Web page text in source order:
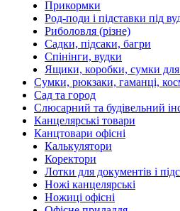
Прикормки
Род-поди і підставки під
Риболовля (різне)
Садки, підсаки, багри
Спінінги, вудки
Ящики, коробки, сумки для
Сумки, рюкзаки, гаманці,
Сад та город
Слюсарний та будівельний
Канцелярські товари
Канцтовари офісні
Калькулятори
Коректори
Лотки для документів і
Ножі канцелярські
Ножиці офісні